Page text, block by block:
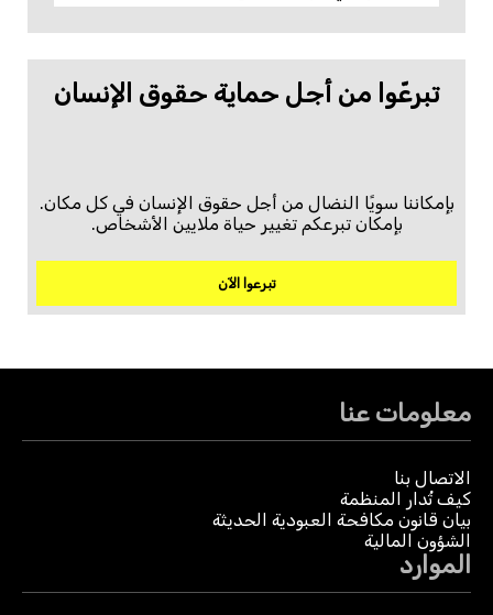
تبرعّوا من أجل حماية حقوق الإنسان
بإمكاننا سويًا النضال من أجل حقوق الإنسان في كل مكان.
بإمكان تبرعكم تغيير حياة ملايين الأشخاص.
تبرعوا الآن
معلومات عنا
الاتصال بنا
كيف تُدار المنظمة
بيان قانون مكافحة العبودية الحديثة
الشؤون المالية
الموارد